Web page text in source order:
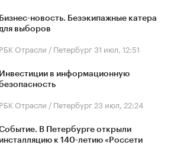
Бизнес-новость. Безэкипажные катера
выборов
РБК Отрасли / Петербург31 июл, 12:51
Инвестиции в информационную
РБК Отрасли / Петербург 23 июл, 22:24
В Петербурге открыли
инсталляцию к 140-летию «Россети